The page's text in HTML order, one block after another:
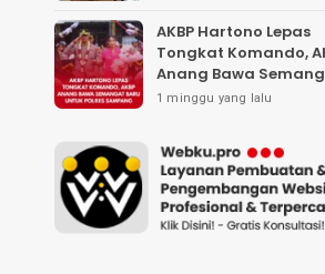
AKBP Hartono Lepas
Tongkat Komando,
Anang Bawa
Baru untuk Polres
1 minggu yang lalu